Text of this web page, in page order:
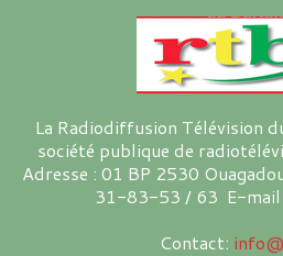
La Radiodiffusion Télévision
société publique de
Adresse : 01 BP 2530
31-83-53 / 63 E-
Contact: